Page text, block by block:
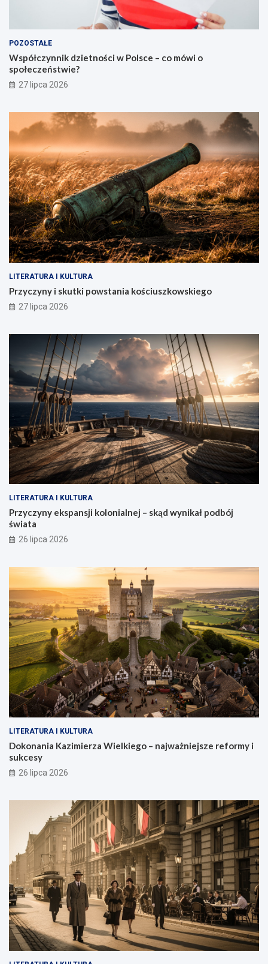
POZOSTAŁE
Współczynnik dzietności w Polsce – co mówi o
społeczeństwie?
27 lipca 2026
LITERATURA I KULTURA
Przyczyny i skutki powstania kościuszkowskiego
27 lipca 2026
LITERATURA I KULTURA
Przyczyny ekspansji kolonialnej – skąd wynikał podbój
świata
26 lipca 2026
LITERATURA I KULTURA
Dokonania Kazimierza Wielkiego – najważniejsze reformy i
sukcesy
26 lipca 2026